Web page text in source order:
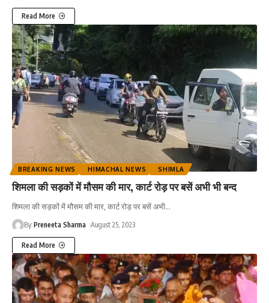
Read More
BREAKING NEWS HIMACHAL NEWS SHIMLA
शिमला की सड़कों में मौसम की मार, कार्ट रोड़ पर बसें अभी भी बन्द
शिमला की सड़कों में मौसम की मार, कार्ट रोड़ पर बसें अभी…
By Preneeta Sharma August 25, 2023
Read More